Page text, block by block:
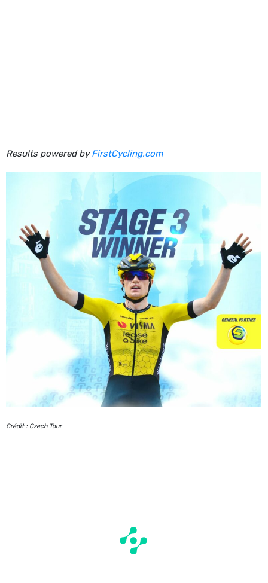
Results powered byFirstCycling.com
Crédit : Czech Tour